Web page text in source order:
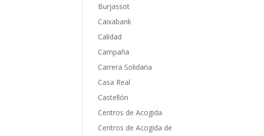
Burjassot
Caixabank
Calidad
Campaña
Carrera Solidaria
Casa Real
Castellón
Centros de Acogida
Centros de Acogida de